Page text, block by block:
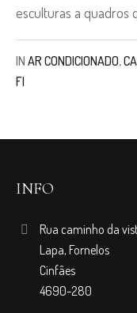
esculturas a quadros
IN AR CONDICIONADO,
FI
INFO
Rua caminho da
Lapa, Fornelos
Cinfâes
4690-280